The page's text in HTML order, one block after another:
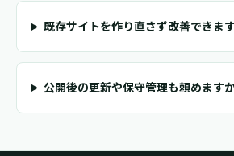
既存サイトを作り直さず改善できま
公開後の更新や保守管理も頼めます